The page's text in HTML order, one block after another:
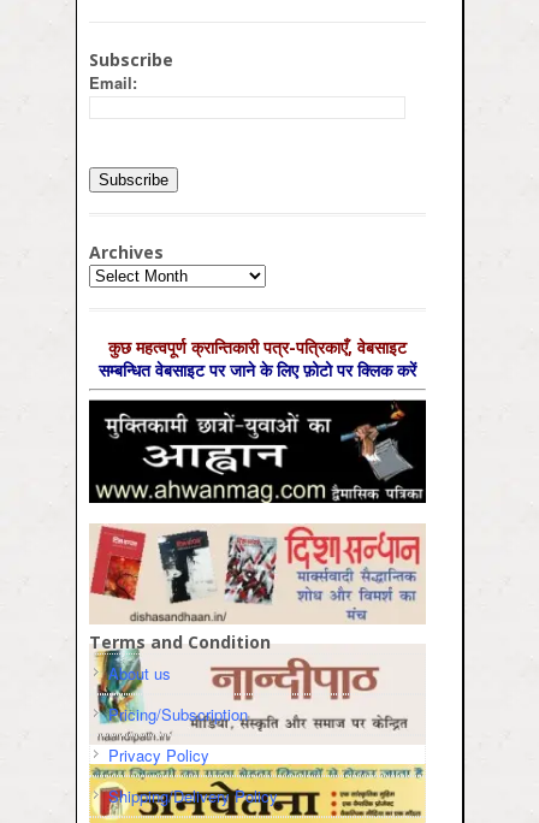
Subscribe
Email:
Archives
Archives
कुछ महत्‍वपूर्ण क्रान्तिकारी पत्र-पत्रिकाएँ, वेबसाइट
सम्‍बन्धित वेबसाइट पर जाने के लिए फ़ोटो पर क्लिक करें
Terms and Condition
About us
Pricing/Subscription
Privacy Policy
Shipping/Delivery Policy